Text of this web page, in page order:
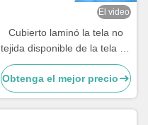
El video
Cubierto laminó la tela no
tejida disponible de la tela no
tejida para el uso médico
Obtenga el mejor precio